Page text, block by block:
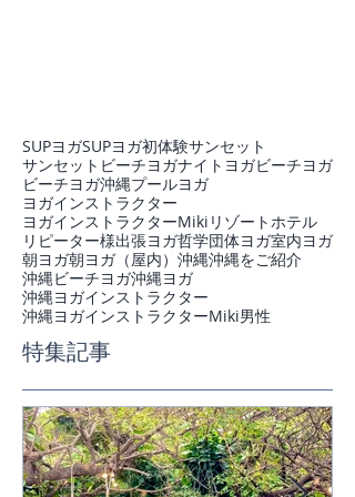
SUPヨガSUPヨガ初体験サンセット
サンセットビーチヨガナイトヨガビーチヨガ
ビーチヨガ沖縄プールヨガ
ヨガインストラクター
ヨガインストラクターMiki リゾートホテル
リピーター様出張ヨガ哲学団体ヨガ室内ヨガ
朝ヨガ朝ヨガ（屋内） 沖縄沖縄をご紹介
沖縄ビーチヨガ沖縄ヨガ
沖縄ヨガインストラクター
沖縄ヨガインストラクターMiki男性
特集記事